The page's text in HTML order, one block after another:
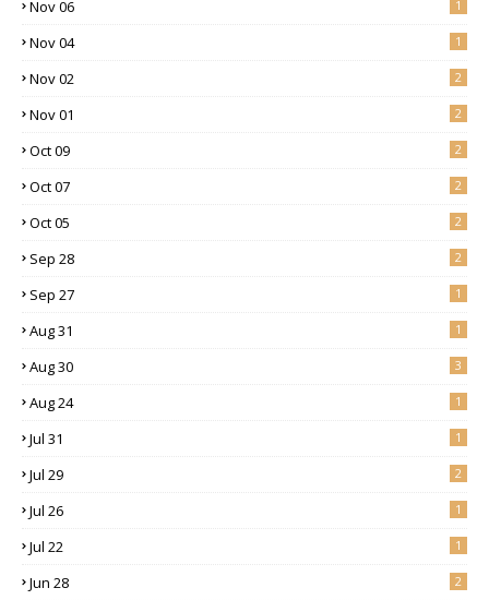
Nov 06 1
Nov 04 1
Nov 02 2
Nov 01 2
Oct 09 2
Oct 07 2
Oct 05 2
Sep 28 2
Sep 27 1
Aug 31 1
Aug 30 3
Aug 24 1
Jul 31 1
Jul 29 2
Jul 26 1
Jul 22 1
Jun 28 2